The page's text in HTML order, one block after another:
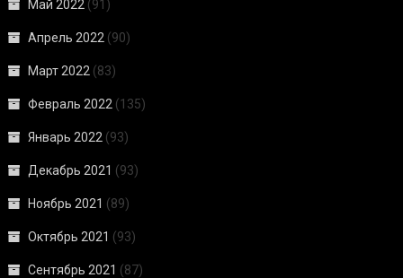
Май 2022 (91)
Апрель 2022 (90)
Март 2022 (83)
Февраль 2022 (135)
Январь 2022 (93)
Декабрь 2021 (93)
Ноябрь 2021 (89)
Октябрь 2021 (93)
Сентябрь 2021 (87)